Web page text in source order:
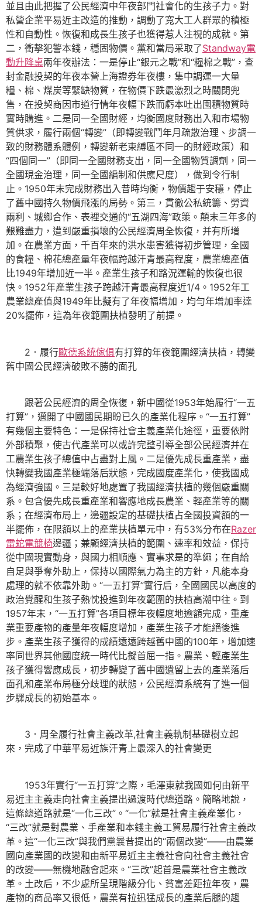
並且由此把握了公民經濟中年夜部門社會化的生孩子力。對
私營企業平易近主改造的推動，調動了寬大工人群眾的積極
性和自動性。恢復和成長生孩子也獲得惹人注視的成就。第
二，衝擊犯警本錢，穩固物價。黨和當局采取了Standway電
動升降桌兩年夜辦法：一是停止“銀元之戰”和“糧棉之戰”，查
封金融投契的年夜本營上海證券年夜樓，集中調運一大量
糧、棉、煤炭等緊缺物質，在物價下跌最激烈之時關閉兜
售，在投契商因市道行情年夜幅下跌而虧本吐出囤積物質時
實時購進。二是同一全國財經，均衡國度財務出入和市場物
質供求，履行兩個“轉變”（即轉變戰鬥年月疏散治理、步調一
致的財務體系體例，轉變新老束縛區不同一的財經政策）和
“四個同一”（即同一全國財務支出，同一全國物質調劑，同一
全國現金治理，同一全國編制和供應尺度），做到令行制
止。1950年末完成財務出入昔時均衡，物價趨于安穩，停止
了舊中國持久物價飛漲的局勢。第三，貫徹公私統籌、勞資
兩利、城鄉合作、表裡交通的“五湖四海”政策。顛末三年多的
艱難盡力，遭到嚴重損壞的公民經濟周全恢復，并有所增
加。在農業方面，千百年來的洪水患害獲得初步管理，全國
的食糧、棉花總產量年夜幅跨越汗青最高程度，農業總產值
比1949年增加近一半。產業生孩子和路況運輸的恢復也很
快。1952年產業生孩子跨越汗青最高程度近1/4。1952年工
農業總產值與1949年比擬有了年夜幅增加，均勻年增加率達
20%擺佈，這為年夜範圍扶植發明了前提。
2．履行歐德系統傢俱有打算的年夜範圍經濟扶植，轉變
舊中國公民經濟破敗不勝的面孔
跟著公民經濟的周全恢復，新中國從1953年始履行“一五
打算”，邁開了中國國民期盼已久的產業化程序。“一五打算”
有幾個主要特色：一是保持社會主義產業化途徑，重要依附
外部積聚，使古代產業可以或許完整引導全部公民經濟并在
工農業生孩子總值中占盡對上風。二是優先成長重產業，盡
快轉變我國產業極端落后狀態，完成國度產業化，使我國成
為經濟強國。三是較好地處置了我國經濟扶植的幾個嚴重關
系。包含優先成長重產業和響應地成長農業、輕產業等的關
系；在經濟布局上，邊疆設定的基礎扶植占全國投資額的一
半擺佈，在限額以上的產業扶植單元中，有53%分布在Razer
雷蛇電競椅邊疆；兼顧經濟扶植的範圍、速率和效益，保持
從中國現實動身，與國力相順應、實事求是的準繩；在自給
自足與爭奪外助上，保持以國際氣力為主的方針，凡能本身
處理的就不依靠外助。“一五打算”實行后，全國國民以高度的
政治覺醒和生孩子熱忱投進到年夜範圍的扶植高潮中往。到
1957年末，“一五打算”各項目標年夜幅度地逾額完成，重產
業重要產物的產量年夜幅度增加，產業生孩子才能絕後進
步。產業生孩子獲得的成績遠遠跨越舊中國的100年，增加速
率同世界其他國度統一時代比擬首屈一指。農業、輕產業生
孩子獲得響應成長，初步轉變了舊中國遺留上去的產業落后
面孔和產業布局極分歧理的狀態，公民經濟系統有了進一個
步驟成長的初始基本。
3．周全履行社會主義改革,社會主義軌制基礎樹立起
來，完成了中華平易近族汗青上最深入的社會變更
1953年實行“一五打算”之際，毛澤東就我國如何由新平
易近主主義走向社會主義提出過渡時代總道路。簡略地說，
這條總道路就是“一化三改”。“一化”就是社會主義產業化，
“三改”就是對農業、手產業和本錢主義工貿易履行社會主義改
革。這“一化三改”與我們黨曩昔提出的“兩個改變”——由農業
國向產業國的改變和由新平易近主主義社會向社會主義社會
的改變——無機地融會起來。“三改”起首是農業社會主義改
革。土改后，不少處所呈現階級分化、貧富差距拉年夜，農
產物的商品率又很低，農業有拉迅猛成長的產業后腿的趨